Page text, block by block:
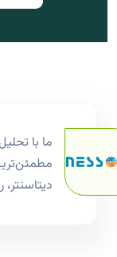
ما با